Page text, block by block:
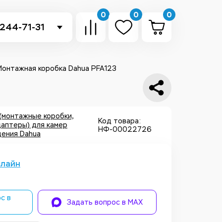
71-31
Telegram
звонок
0 0 0
коробка Dahua PFA123
коробки,
для камер
Dahua
Код товара:
НФ-00022726
в
Задать вопрос в MAX